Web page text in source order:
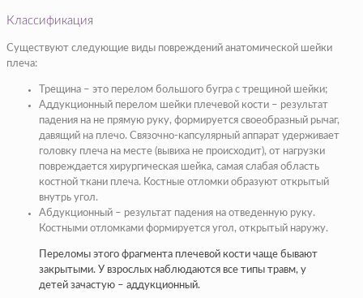
Классификация
Существуют следующие виды повреждений анатомической шейки
плеча:
Трещина – это перелом большого бугра с трещиной шейки;
Аддукционный перелом шейки плечевой кости – результат
падения на не прямую руку, формируется своеобразный рычаг,
давящий на плечо. Связочно-капсулярный аппарат удерживает
головку плеча на месте (вывиха не происходит), от нагрузки
повреждается хирургическая шейка, самая слабая область
костной ткани плеча. Костные отломки образуют открытый
внутрь угол.
Абдукционный – результат падения на отведенную руку.
Костными отломками формируется угол, открытый наружу.
Переломы этого фрагмента плечевой кости чаще бывают
закрытыми. У взрослых наблюдаются все типы травм, у
детей зачастую – аддукционный.